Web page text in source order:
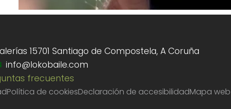
15701 Santiago de Compostela, A Coruña
info@lokobaile.com
frecuentes
Política de cookiesDeclaración de accesibilidadMapa web